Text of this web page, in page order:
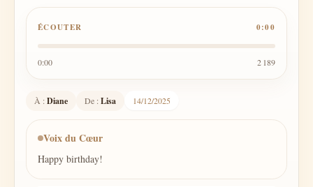
ÉCOUTER 0:00
0:00 2 189
À :Diane De :Lisa 14/12/2025
Voix du Cœur
Happy birthday!